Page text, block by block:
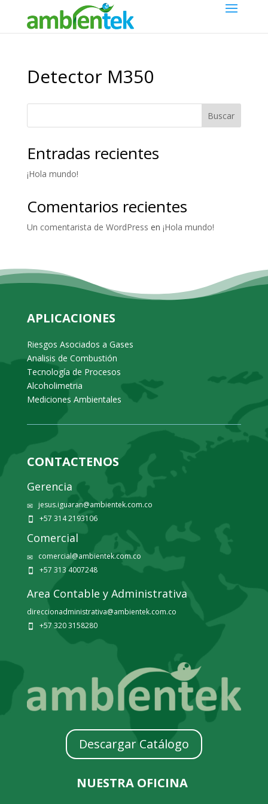
Detector M350
Buscar
Entradas recientes
¡Hola mundo!
Comentarios recientes
Un comentarista de WordPress en ¡Hola mundo!
APLICACIONES
Riesgos Asociados a Gases
Analisis de Combustión
Tecnología de Procesos
Alcoholimetria
Mediciones Ambientales
CONTACTENOS
Gerencia
✉ jesus.iguaran@ambientek.com.co
 +57 314 2193106
Comercial
✉ comercial@ambientek.com.co
 +57 313 4007248
Area Contable y Administrativa
direccionadministrativa@ambientek.com.co
 +57 320 3158280
Descargar Catálogo
NUESTRA OFICINA